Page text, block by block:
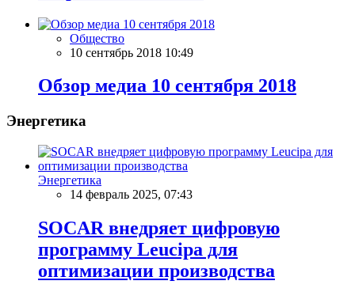
Общество
10 сентябрь 2018 10:49
Обзор медиа 10 сентября 2018
Энергетика
Энергетика
14 февраль 2025, 07:43
SOCAR внедряет цифровую
программу Leucipa для
оптимизации производства